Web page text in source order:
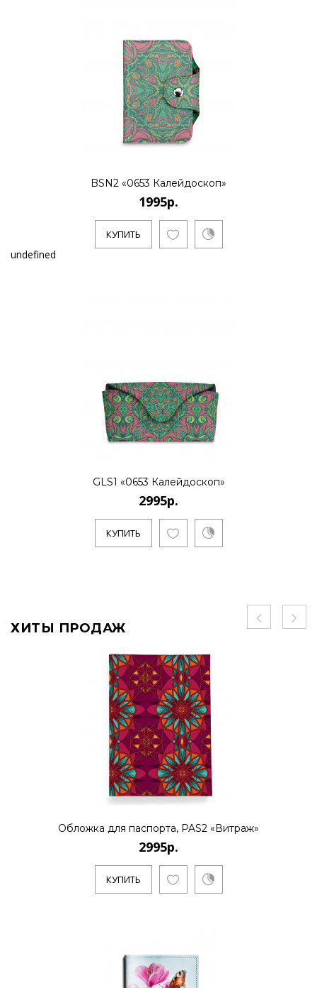
BSN2 «0653 Калейдоскоп»
1995р.
КУПИТЬ
undefined
GLS1 «0653 Калейдоскоп»
2995р.
КУПИТЬ
ХИТЫ ПРОДАЖ
Обложка для паспорта, PAS2 «Витраж»
2995р.
КУПИТЬ